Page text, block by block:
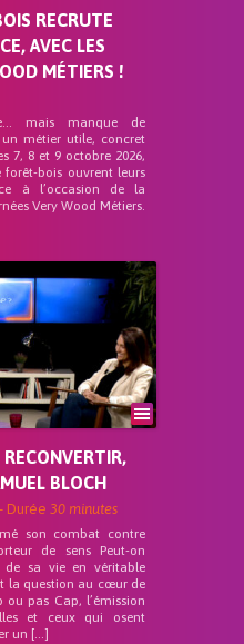
RECRUTE
AVEC LES
MÉTIERS !
mais manque de
métier utile, concret
7, 8 et 9 octobre 2026,
forêt-bois ouvrent leurs
à l’occasion de la
Very Wood Métiers.
RECONVERTIR,
BLOCH
- Durée 30 minutes
son combat contre
de sens Peut-on
de sa vie en véritable
la question au cœur de
pas Cap, l’émission
et ceux qui osent
un […]